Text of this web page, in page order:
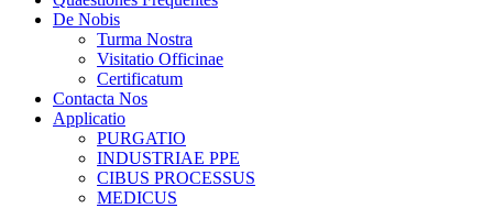
De Nobis
Turma Nostra
Visitatio Officinae
Certificatum
Contacta Nos
Applicatio
PURGATIO
INDUSTRIAE PPE
CIBUS PROCESSUS
MEDICUS